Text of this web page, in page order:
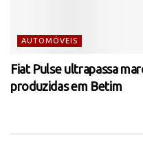
AUTOMÓVEIS
Fiat Pulse ultrapassa
produzidas em Betim